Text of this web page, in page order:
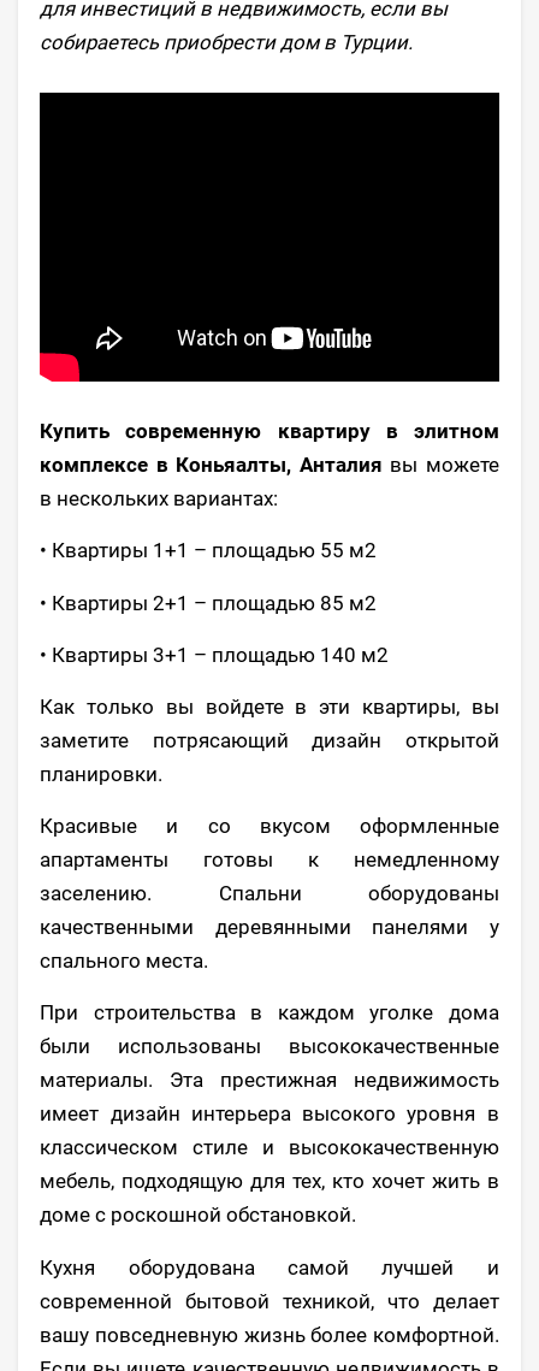
для инвестиций в недвижимость, если вы
собираетесь приобрести дом в Турции.
Купить современную квартиру в элитном
комплексе в Коньяалты, Анталия вы можете
в нескольких вариантах:
• Квартиры 1+1 – площадью 55 м2
• Квартиры 2+1 – площадью 85 м2
• Квартиры 3+1 – площадью 140 м2
Как только вы войдете в эти квартиры, вы
заметите потрясающий дизайн открытой
планировки.
Красивые и со вкусом оформленные
апартаменты готовы к немедленному
заселению. Спальни оборудованы
качественными деревянными панелями у
спального места.
При строительства в каждом уголке дома
были использованы высококачественные
материалы. Эта престижная недвижимость
имеет дизайн интерьера высокого уровня в
классическом стиле и высококачественную
мебель, подходящую для тех, кто хочет жить в
доме с роскошной обстановкой.
Кухня оборудована самой лучшей и
современной бытовой техникой, что делает
вашу повседневную жизнь более комфортной.